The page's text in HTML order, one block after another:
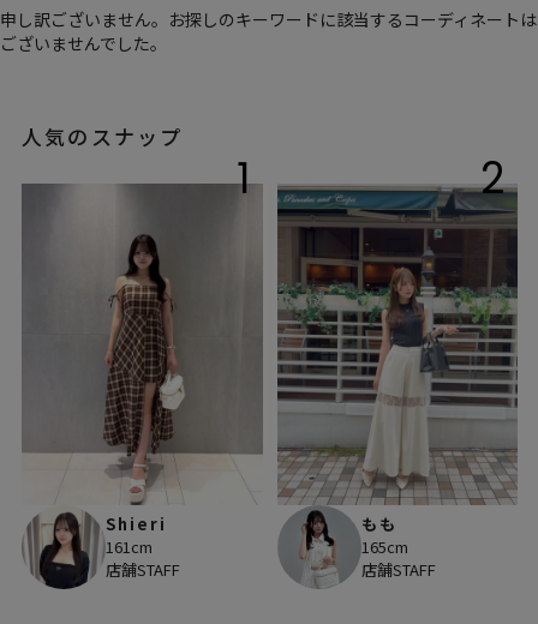
申し訳ございません。お探しのキーワードに該当するコーディネートは
ございませんでした。
人気のスナップ
1
Shieri
161cm
店舗STAFF
2
もも
165cm
店舗STAFF